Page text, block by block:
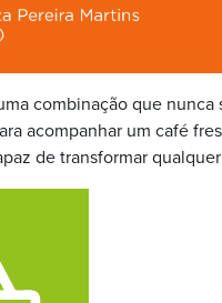
combinação que
acompanhar um café
de transformar